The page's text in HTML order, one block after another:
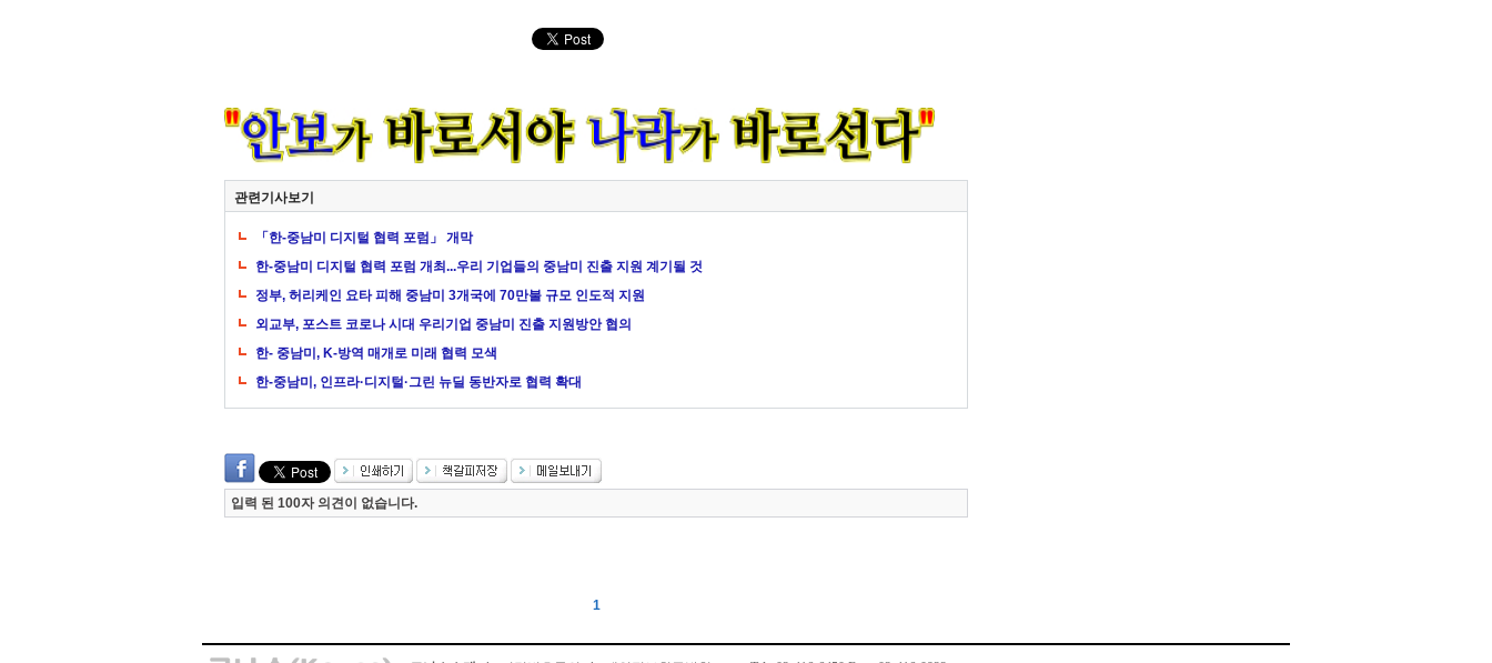
관련기사보기
「한-중남미 디지털 협력 포럼」 개막
한-중남미 디지털 협력 포럼 개최...우리 기업들의 중남미 진출 지원 계기될 것
정부, 허리케인 요타 피해 중남미 3개국에 70만불 규모 인도적 지원
외교부, 포스트 코로나 시대 우리기업 중남미 진출 지원방안 협의
한- 중남미, K-방역 매개로 미래 협력 모색
한-중남미, 인프라·디지털·그린 뉴딜 동반자로 협력 확대
입력 된 100자 의견이 없습니다.
1